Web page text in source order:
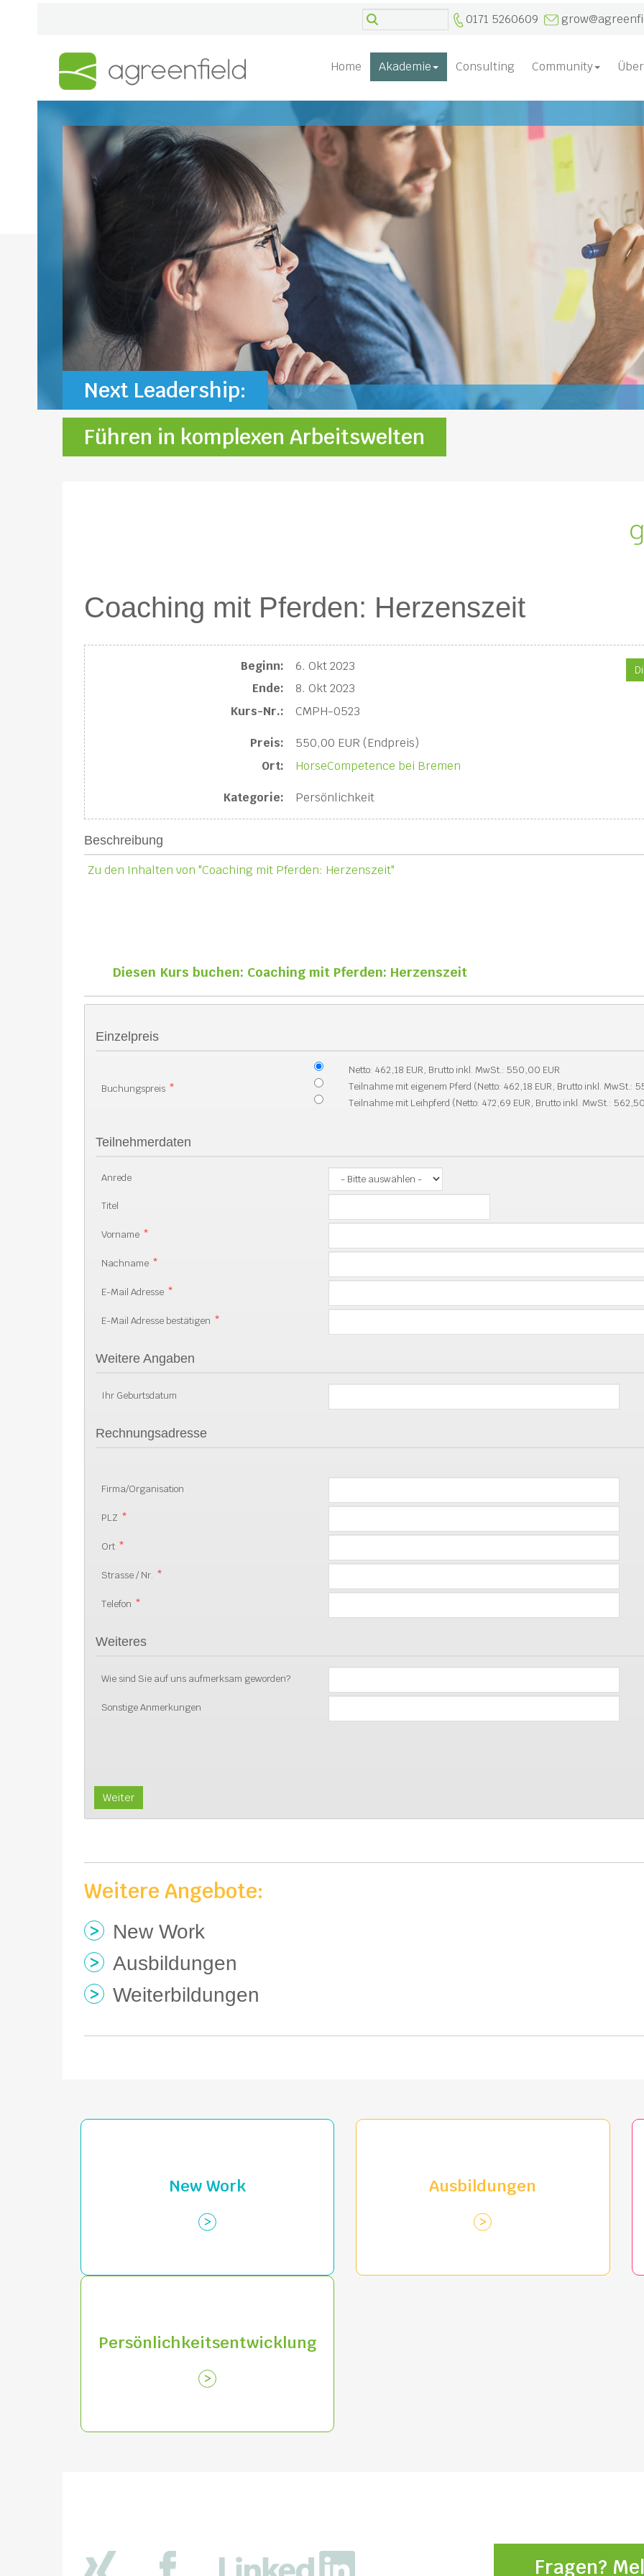
0171 5260609
Home Akademie Consulting Community
Next Leadership:
Führen in komplexen Arbeitswelten
Coaching mit Pferden: Herzenszeit
Beginn:
6. Okt 2023
Ende:
8. Okt 2023
Kurs-Nr.:
CMPH-0523
Preis:
550,00 EUR (Endpreis)
Ort:
HorseCompetence bei Bremen
Kategorie: Persönlichkeit
Beschreibung
Zu den Inhalten von "Coaching mit Pferden: Herzenszeit"
Diesen Kurs buchen: Coaching mit Pferden: Herzenszeit
Einzelpreis
Buchungspreis *
Netto: 462,18 EUR, Brutto inkl. MwSt.: 550,00 EUR
Teilnahme mit eigenem Pferd (Netto: 462,18 EUR, Brutto inkl. MwSt.:
Teilnahme mit Leihpferd (Netto: 472,69 EUR, Brutto inkl. MwSt.:
Teilnehmerdaten
Anrede
Titel
Vorname *
Nachname *
E-Mail Adresse *
E-Mail Adresse bestätigen *
Weitere Angaben
Ihr Geburtsdatum
Rechnungsadresse
Firma/Organisation
PLZ *
Ort *
Strasse / Nr. *
Telefon *
Weiteres
Wie sind Sie auf uns aufmerksam geworden?
Sonstige Anmerkungen
Weiter
Weitere Angebote:
New Work
Ausbildungen
Weiterbildungen
New Work Ausbildungen
Persönlichkeitsentwicklung
Fragen?